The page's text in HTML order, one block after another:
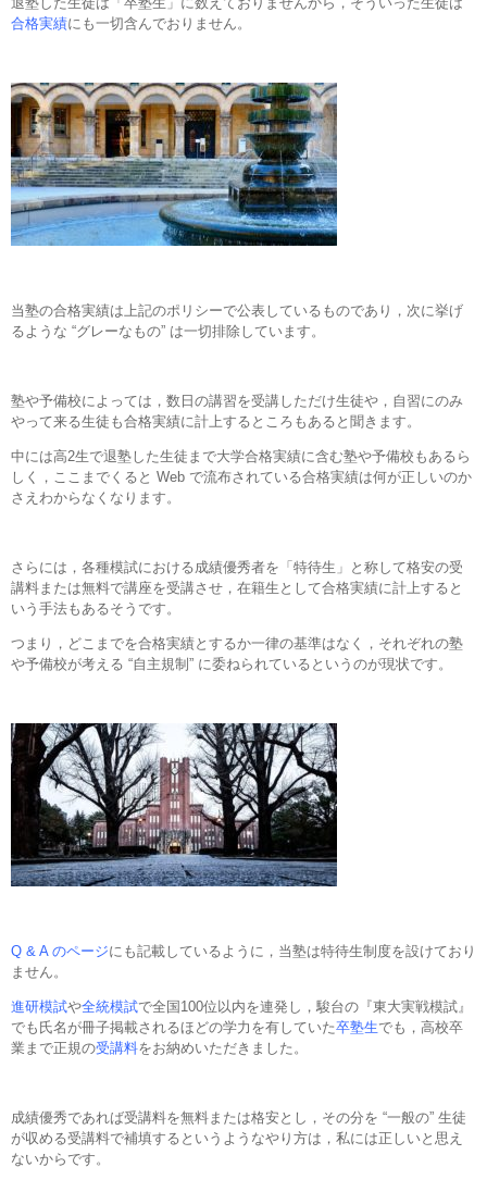
合格実績にも一切含んでおりません。
当塾の合格実績は上記のポリシーで公表しているものであり，次に挙げ
るような “グレーなもの” は一切排除しています。
塾や予備校によっては，数日の講習を受講しただけ生徒や，自習にのみ
やって来る生徒も合格実績に計上するところもあると聞きます。
中には高2生で退塾した生徒まで大学合格実績に含む塾や予備校もあるら
しく，ここまでくると Web で流布されている合格実績は何が正しいのか
さえわからなくなります。
さらには，各種模試における成績優秀者を「特待生」と称して格安の受
講料または無料で講座を受講させ，在籍生として合格実績に計上すると
いう手法もあるそうです。
つまり，どこまでを合格実績とするか一律の基準はなく，それぞれの塾
や予備校が考える “自主規制” に委ねられているというのが現状です。
Q & A のページにも記載しているように，当塾は特待生制度を設けており
ません。
進研模試や全統模試で全国100位以内を連発し，駿台の『東大実戦模試』
でも氏名が冊子掲載されるほどの学力を有していた卒塾生でも，高校卒
業まで正規の受講料をお納めいただきました。
成績優秀であれば受講料を無料または格安とし，その分を “一般の” 生徒
が収める受講料で補填するというようなやり方は，私には正しいと思え
ないからです。